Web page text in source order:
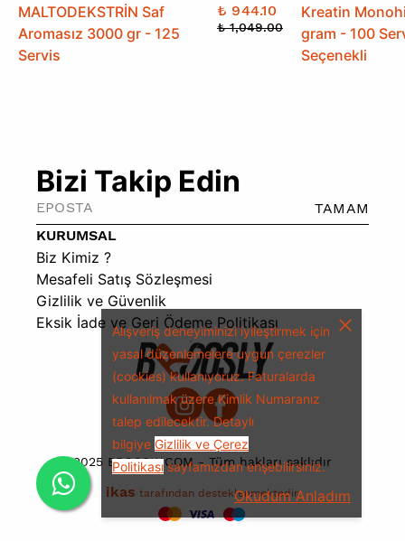
Alışveriş deneyiminizi iyileştirmek için
yasal düzenlemelere uygun çerezler
(cookies) kullanıyoruz.Faturalarda
kullanılmak üzere Kimlik Numaranız
talep edilecektir.Detaylı
bilgiye Gizlilik ve Çerez
Politikasısayfamızdan erişebilirsiniz.
Okudum Anladım
MALTODEKSTRİN Saf
Aromasız 3000 gr - 125
Servis
₺ 944.10
₺ 1,049.00
Kreatin
gram - 100
Seçenekli
KURUMSAL
Biz Kimiz ?
Mesafeli Satış Sözleşmesi
Gizlilik ve Güvenlik
Eksik İade ve Geri Ödeme Politikası
Bizi Takip Edin
TAMAM
2025 BROOSLY.COM - Tüm hakları saklıdır
ikas tarafından desteklenmektedir.